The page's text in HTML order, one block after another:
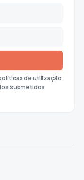
de utilização
submetidos